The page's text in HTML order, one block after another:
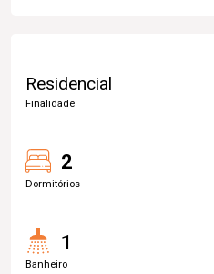
Residencial
Finalidade
2
Dormitórios
1
Banheiro